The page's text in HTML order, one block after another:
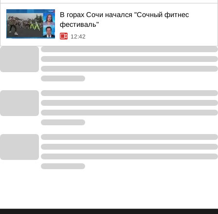
В горах Сочи начался "Сочный фитнес
фестиваль"
12:42